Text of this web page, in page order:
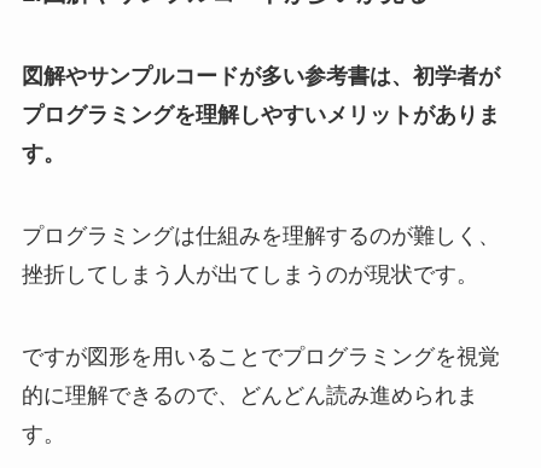
図解やサンプルコードが多い参考書は、初学者が
プログラミングを理解しやすいメリットがありま
す。
プログラミングは仕組みを理解するのが難しく、
挫折してしまう人が出てしまうのが現状です。
ですが図形を用いることでプログラミングを視覚
的に理解できるので、どんどん読み進められま
す。